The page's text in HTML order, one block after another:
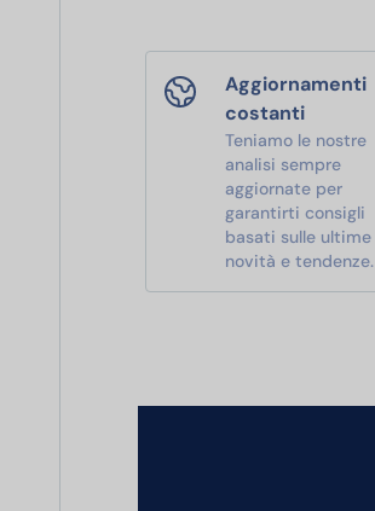
Aggiornamenti
costanti
Teniamo le nostre
analisi sempre
aggiornate per
garantirti consigli
basati sulle ultime
novità e tendenze.